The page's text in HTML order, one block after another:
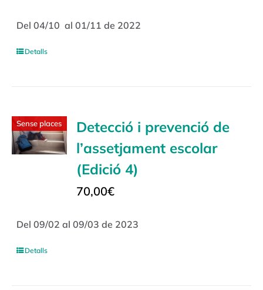
Del 04/10 al 01/11 de 2022
Detalls
Sense places
Detecció i prevenció de
l’assetjament escolar
(Edició 4)
70,00€
Del 09/02 al 09/03 de 2023
Detalls